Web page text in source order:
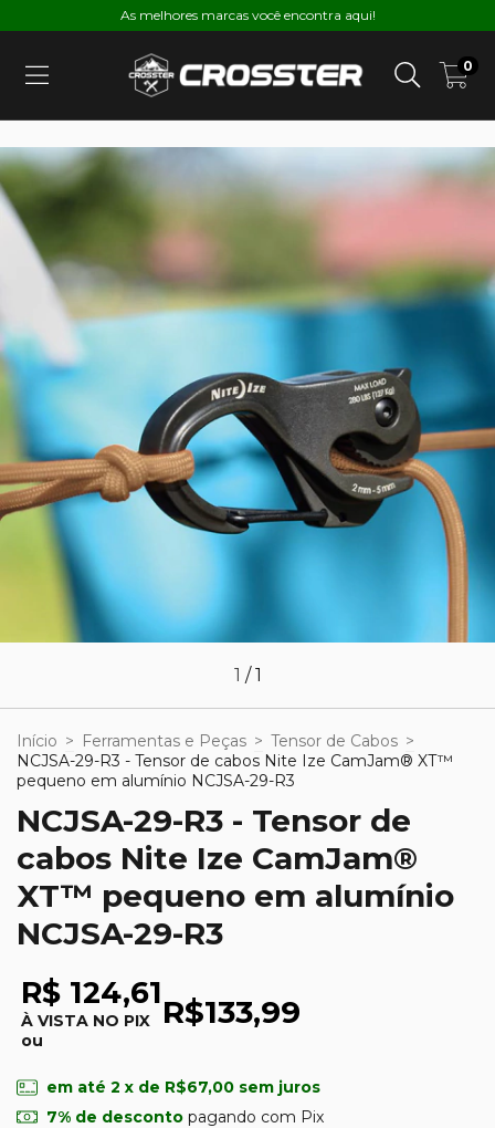
As melhores marcas você encontra aqui!
0
1 /1
Início > Ferramentas e Peças > Tensor de Cabos >
NCJSA-29-R3 - Tensor de cabos Nite Ize CamJam® XT™
pequeno em alumínio NCJSA-29-R3
NCJSA-29-R3 - Tensor de
cabos Nite Ize CamJam®
XT™ pequeno em alumínio
NCJSA-29-R3
R$ 124,61
À VISTA NO PIX
ou
R$133,99
em até 2 x de R$67,00 sem juros
7% de descontopagando com Pix